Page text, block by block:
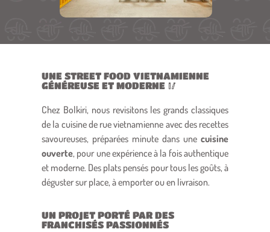
UNE STREET FOOD VIETNAMIENNE
GÉNÉREUSE ET MODERNE 🥢
Chez Bolkiri, nous revisitons les grands classiques
de la cuisine de rue vietnamienne avec des recettes
savoureuses, préparées minute dans une cuisine
ouverte, pour une expérience à la fois authentique
et moderne. Des plats pensés pour tous les goûts, à
déguster sur place, à emporter ou en livraison.
UN PROJET PORTÉ PAR DES
FRANCHISÉS PASSIONNÉS